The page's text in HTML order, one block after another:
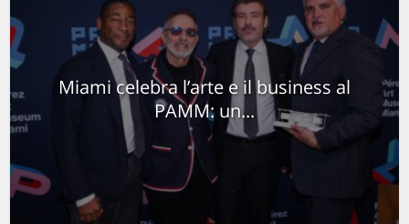
Miami celebra l’arte e il business al
PAMM: un...